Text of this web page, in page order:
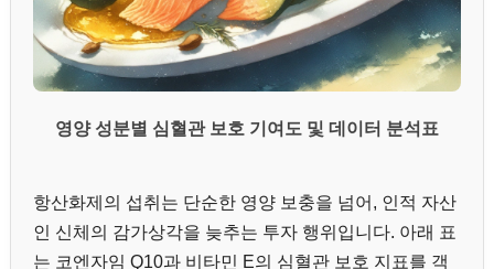
영양 성분별 심혈관 보호 기여도 및 데이터 분석표
항산화제의 섭취는 단순한 영양 보충을 넘어, 인적 자산
인 신체의 감가상각을 늦추는 투자 행위입니다. 아래 표
는 코엔자임 Q10과 비타민 E의 심혈관 보호 지표를 객